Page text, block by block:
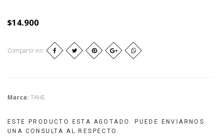
$14.900
Compartir en:
Marca: TAHE
ESTE PRODUCTO ESTA AGOTADO. PUEDE ENVIARNOS
UNA CONSULTA AL RESPECTO.